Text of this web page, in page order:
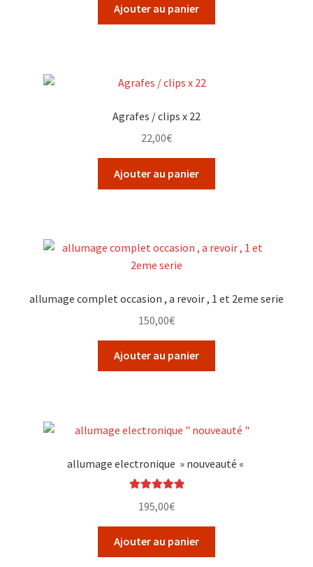
Ajouter au panier
Agrafes / clips x 22
22,00€
Ajouter au panier
allumage complet occasion , a revoir , 1 et 2eme serie
150,00€
Ajouter au panier
allumage electronique » nouveauté «
5
195,00€
Ajouter au panier